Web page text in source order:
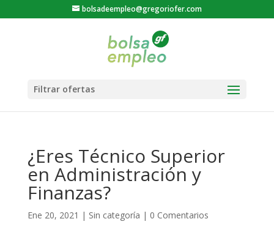
bolsadeempleo@gregoriofer.com
¿Eres Técnico Superior
en Administración y
Finanzas?
Ene 20, 2021 | Sin categoría | 0 Comentarios